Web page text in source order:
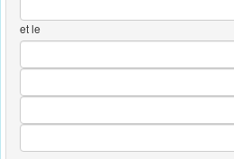
et le